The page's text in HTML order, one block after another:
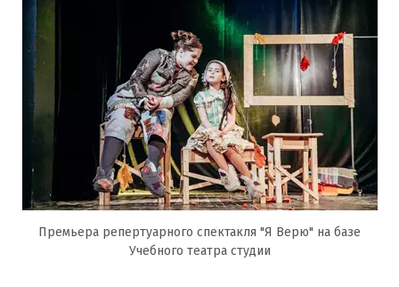
Премьера репертуарного спектакля "Я Верю" на базе
Учебного театра студии